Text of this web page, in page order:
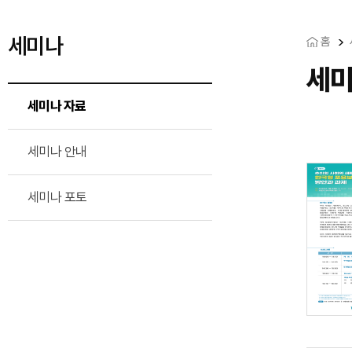
세미나
세미나 자료
세미나 안내
세미나 포토
홈
세